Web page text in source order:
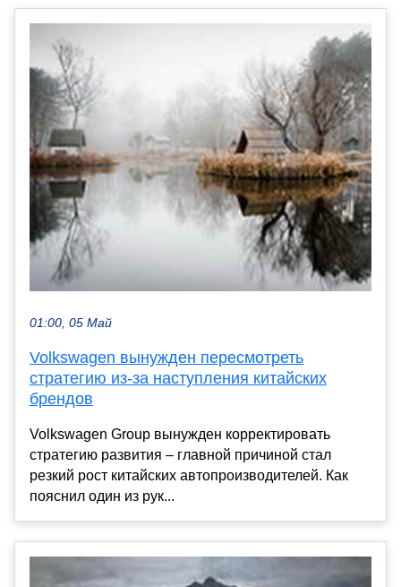
01:00, 05 Май
Volkswagen вынужден пересмотреть
стратегию из-за наступления китайских
брендов
Volkswagen Group вынужден корректировать
стратегию развития – главной причиной стал
резкий рост китайских автопроизводителей. Как
пояснил один из рук...